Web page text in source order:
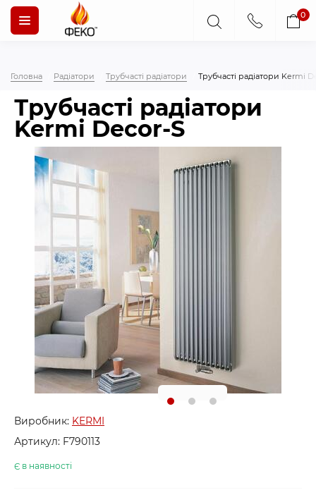
0
Головна Радіатори Трубчасті радіатори Трубчасті радіатори Kermi
Трубчасті радіатори
Kermi Decor-S
Виробник: KERMI
Артикул: F790113
Є в наявності